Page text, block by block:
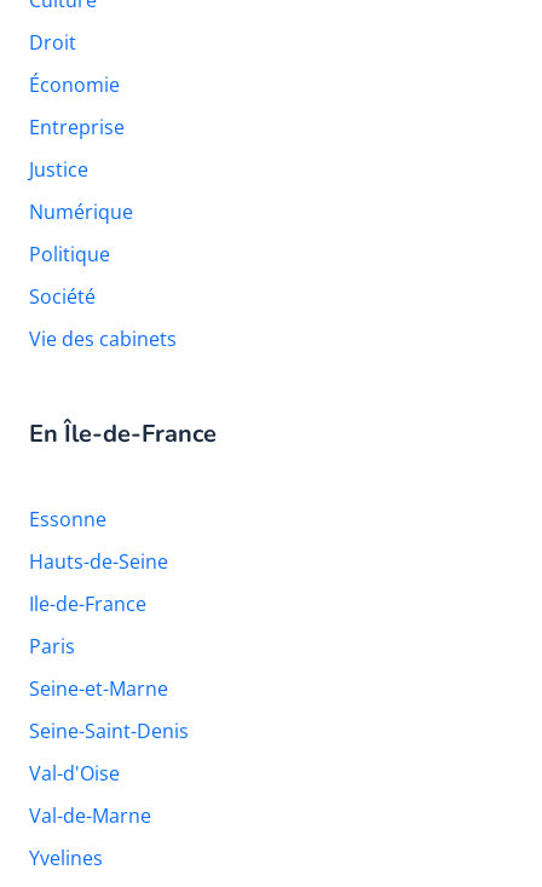
Droit
Économie
Entreprise
Justice
Numérique
Politique
Société
Vie des cabinets
En Île-de-France
Essonne
Hauts-de-Seine
Ile-de-France
Paris
Seine-et-Marne
Seine-Saint-Denis
Val-d'Oise
Val-de-Marne
Yvelines